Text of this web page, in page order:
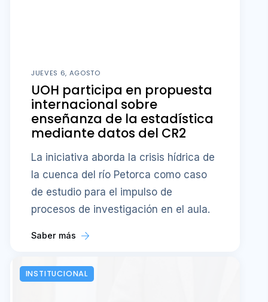
JUEVES 6, AGOSTO
UOH participa en propuesta
internacional sobre
enseñanza de la estadística
mediante datos del CR2
La iniciativa aborda la crisis hídrica de
la cuenca del río Petorca como caso
de estudio para el impulso de
procesos de investigación en el aula.
Saber más
INSTITUCIONAL